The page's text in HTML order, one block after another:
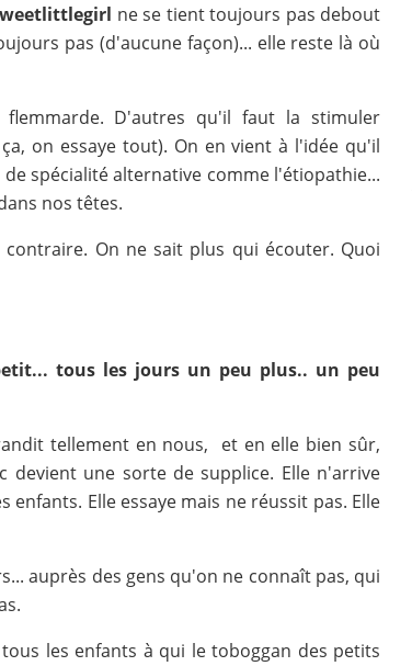
ne se tient toujours pas debout
pas (d'aucune façon)... elle reste là où
D'autres qu'il faut la stimuler
on essaye tout). On en vient à l'idée qu'il
spécialité alternative comme l'étiopathie...
nos têtes.
On ne sait plus qui écouter. Quoi
tous les jours un peu plus.. un peu
tellement en nous, et en elle bien sûr,
devient une sorte de supplice. Elle n'arrive
enfants. Elle essaye mais ne réussit pas. Elle
auprès des gens qu'on ne connaît pas, qui
les enfants à qui le toboggan des petits